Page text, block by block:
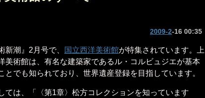
2009-2-16 00:35
新潮』2月号で、 国立西洋美術館が特集されています。上
美術館は、有名な建築家であるル・コルビュジエが基本
とでも知られており、世界遺産登録を目指しています。
ては、「〈第1章〉松方コレクションを知っています